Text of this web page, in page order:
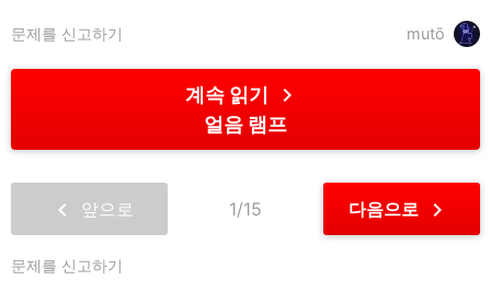
mutō
문제를 신고하기
계속 읽기 chevron_right
얼음 램프
chevron_left 앞으로 1/15 다음으로 chevron_right
문제를 신고하기